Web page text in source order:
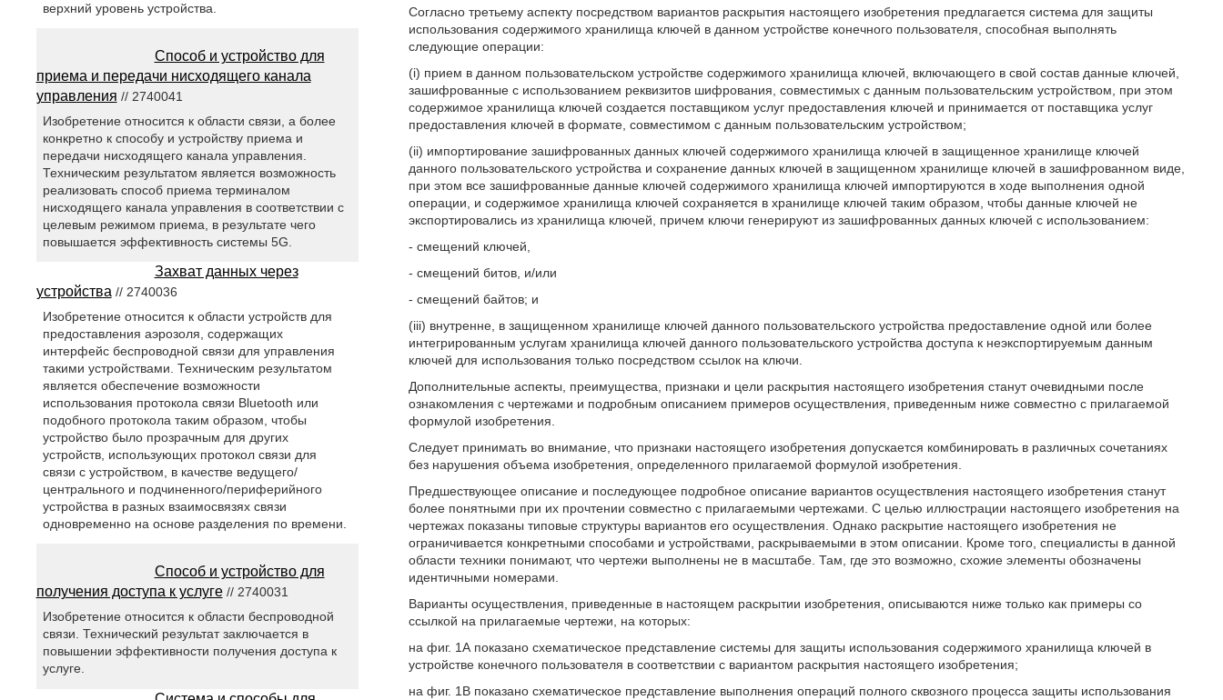
Согласно третьему аспекту посредством вариантов раскрытия настоящего изобретения предлагается система для защиты
использования содержимого хранилища ключей в данном устройстве конечного пользователя, способная выполнять
следующие операции:
(i) прием в данном пользовательском устройстве содержимого хранилища ключей, включающего в свой состав данные ключей,
зашифрованные с использованием реквизитов шифрования, совместимых с данным пользовательским устройством, при этом
содержимое хранилища ключей создается поставщиком услуг предоставления ключей и принимается от поставщика услуг
предоставления ключей в формате, совместимом с данным пользовательским устройством;
(ii) импортирование зашифрованных данных ключей содержимого хранилища ключей в защищенное хранилище ключей
данного пользовательского устройства и сохранение данных ключей в защищенном хранилище ключей в зашифрованном виде,
при этом все зашифрованные данные ключей содержимого хранилища ключей импортируются в ходе выполнения одной
операции, и содержимое хранилища ключей сохраняется в хранилище ключей таким образом, чтобы данные ключей не
экспортировались из хранилища ключей, причем ключи генерируют из зашифрованных данных ключей с использованием:
- смещений ключей,
- смещений битов, и/или
- смещений байтов; и
(iii) внутренне, в защищенном хранилище ключей данного пользовательского устройства предоставление одной или более
интегрированным услугам хранилища ключей данного пользовательского устройства доступа к неэкспортируемым данным
ключей для использования только посредством ссылок на ключи.
Дополнительные аспекты, преимущества, признаки и цели раскрытия настоящего изобретения станут очевидными после
ознакомления с чертежами и подробным описанием примеров осуществления, приведенным ниже совместно с прилагаемой
формулой изобретения.
Следует принимать во внимание, что признаки настоящего изобретения допускается комбинировать в различных сочетаниях
без нарушения объема изобретения, определенного прилагаемой формулой изобретения.
Предшествующее описание и последующее подробное описание вариантов осуществления настоящего изобретения станут
более понятными при их прочтении совместно с прилагаемыми чертежами. С целью иллюстрации настоящего изобретения на
чертежах показаны типовые структуры вариантов его осуществления. Однако раскрытие настоящего изобретения не
ограничивается конкретными способами и устройствами, раскрываемыми в этом описании. Кроме того, специалисты в данной
области техники понимают, что чертежи выполнены не в масштабе. Там, где это возможно, схожие элементы обозначены
идентичными номерами.
Варианты осуществления, приведенные в настоящем раскрытии изобретения, описываются ниже только как примеры со
ссылкой на прилагаемые чертежи, на которых:
на фиг. 1А показано схематическое представление системы для защиты использования содержимого хранилища ключей в
устройстве конечного пользователя в соответствии с вариантом раскрытия настоящего изобретения;
на фиг. 1В показано схематическое представление выполнения операций полного сквозного процесса защиты использования
верхний уровень устройства.
Способ и устройство для
приема и передачи нисходящего канала
управления // 2740041
Изобретение относится к области связи, а более
конкретно к способу и устройству приема и
передачи нисходящего канала управления.
Техническим результатом является возможность
реализовать способ приема терминалом
нисходящего канала управления в соответствии с
целевым режимом приема, в результате чего
повышается эффективность системы 5G.
Захват данных через
устройства// 2740036
Изобретение относится к области устройств для
предоставления аэрозоля, содержащих
интерфейс беспроводной связи для управления
такими устройствами. Техническим результатом
является обеспечение возможности
использования протокола связи Bluetooth или
подобного протокола таким образом, чтобы
устройство было прозрачным для других
устройств, использующих протокол связи для
связи с устройством, в качестве ведущего/
центрального и подчиненного/периферийного
устройства в разных взаимосвязях связи
одновременно на основе разделения по времени.
Способ и устройство для
получения доступа к услуге// 2740031
Изобретение относится к области беспроводной
связи. Технический результат заключается в
повышении эффективности получения доступа к
услуге.